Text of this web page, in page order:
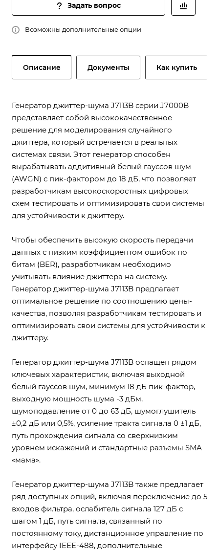
Задать вопрос
Возможны дополнительные опции
Описание Документы Как купить
Генератор джиттер-шума J7113B серии J7000B
представляет собой высококачественное
решение для моделирования случайного
джиттера, который встречается в реальных
системах связи. Этот генератор способен
вырабатывать аддитивный белый гауссов шум
(AWGN) с пик-фактором до 18 дБ, что позволяет
разработчикам высокоскоростных цифровых
схем тестировать и оптимизировать свои системы
для устойчивости к джиттеру.
Чтобы обеспечить высокую скорость передачи
данных с низким коэффициентом ошибок по
битам (BER), разработчикам необходимо
учитывать влияние джиттера на систему.
Генератор джиттер-шума J7113B предлагает
оптимальное решение по соотношению цены-
качества, позволяя разработчикам тестировать и
оптимизировать свои системы для устойчивости к
джиттеру.
Генератор джиттер-шума J7113B оснащен рядом
ключевых характеристик, включая выходной
белый гауссов шум, минимум 18 дБ пик-фактор,
выходную мощность шума -3 дБм,
шумоподавление от 0 до 63 дБ, шумоглушитель
±0,2 дБ или 0,5%, усиление тракта сигнала 0 ±1 дБ,
путь прохождения сигнала со сверхнизким
уровнем искажений и стандартные разъемы SMA
«мама».
Генератор джиттер-шума J7113B также предлагает
ряд доступных опций, включая переключение до 5
входов фильтра, ослабитель сигнала 127 дБ с
шагом 1 дБ, путь сигнала, связанный по
постоянному току, дистанционное управление по
интерфейсу IEEE-488, дополнительные